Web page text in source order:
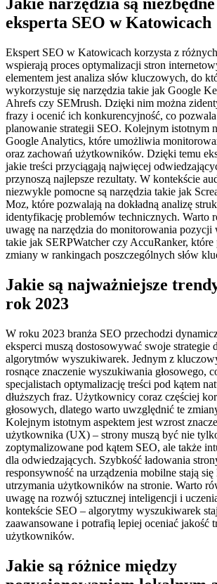
Jakie narzędzia są
eksperta SEO w Katowicach
Ekspert SEO w Katowicach korzysta z
wspierają proces optymalizacji stron
elementem jest analiza słów kluczowych, do
wykorzystuje się narzędzia takie jak Google
Ahrefs czy SEMrush. Dzięki nim można
frazy i ocenić ich konkurencyjność, co
planowanie strategii SEO. Kolejnym istotnym
Google Analytics, które umożliwia
oraz zachowań użytkowników. Dzięki temu
jakie treści przyciągają najwięcej
przynoszą najlepsze rezultaty. W kontekście
niezwykle pomocne są narzędzia takie jak
Moz, które pozwalają na dokładną analizę
identyfikację problemów technicznych. Warto
uwagę na narzędzia do monitorowania
takie jak SERPWatcher czy AccuRanker,
zmiany w rankingach poszczególnych słów
Jakie są najważniejsze
rok 2023
W roku 2023 branża SEO przechodzi
eksperci muszą dostosowywać swoje strategie
algorytmów wyszukiwarek. Jednym z
rosnące znaczenie wyszukiwania głosowego,
specjalistach optymalizację treści pod kątem
dłuższych fraz. Użytkownicy coraz częściej
głosowych, dlatego warto uwzględnić te
Kolejnym istotnym aspektem jest wzrost
użytkownika (UX) – strony muszą być nie
zoptymalizowane pod kątem SEO, ale także
dla odwiedzających. Szybkość ładowania
responsywność na urządzenia mobilne stają
utrzymania użytkowników na stronie. Warto
uwagę na rozwój sztucznej inteligencji i
kontekście SEO – algorytmy wyszukiwarek
zaawansowane i potrafią lepiej oceniać jakość
użytkowników.
Jakie są różnice między